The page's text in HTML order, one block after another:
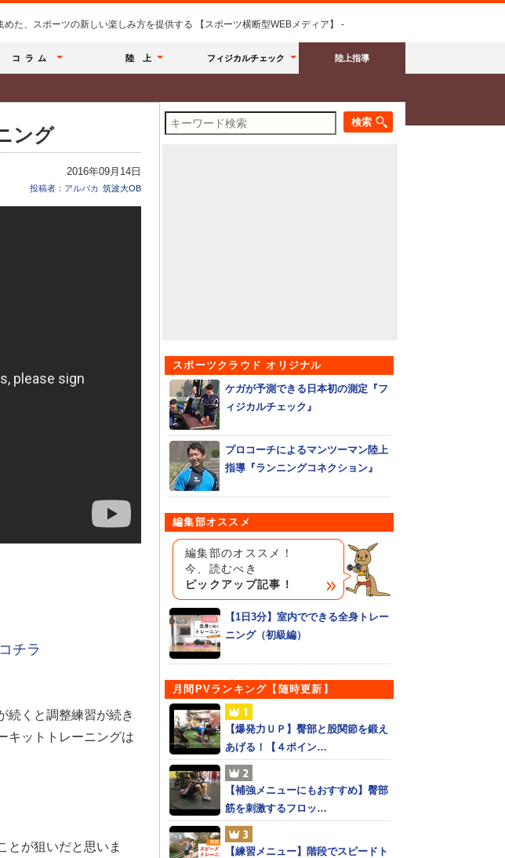
た、スポーツの新しい楽しみ方を提供する 【スポーツ横断型WEBメディア】 -
コラム 陸 上 フィジカルチェック 陸上指導
ング
2016年09月14日
投稿者：アルパカ 筑波大OB
チラ
続くと調整練習が続き
キットトレーニングは
とが狙いだと思いま
スポーツクラウド オリジナル
ケガが予測できる日本初の測定『フ
ィジカルチェック』
プロコーチによるマンツーマン陸上
指導『ランニングコネクション』
編集部オススメ
編集部のオススメ！
今、読むべき
ピックアップ記事！
【1日3分】室内でできる全身トレー
ニング（初級編）
月間PVランキング【随時更新】
【爆発力ＵＰ】臀部と股関節を鍛え
あげる！【４ポイン…
【補強メニューにもおすすめ】臀部
筋を刺激するフロッ…
【練習メニュー】階段でスピードト